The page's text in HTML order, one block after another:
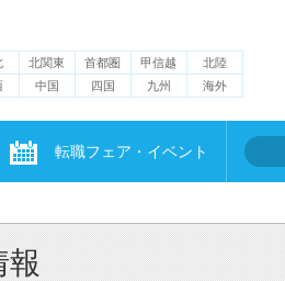
北関東 首都圏 甲信越
北陸
中国 四国 九州 海外
転職フェア・イベント
報